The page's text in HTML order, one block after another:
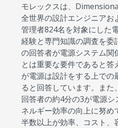
モレックスは、
全世界の設計エンジニアお
管理者824名を対象にした
経験と専門知識の調査を委
の回答者が電源システム関
とは重要な要件であると答
が電源は設計をする上での
ると回答しています。また、
回答者の約4分の3が電源
ネルギー効率の向上に努め
半数以上が効率、コスト、